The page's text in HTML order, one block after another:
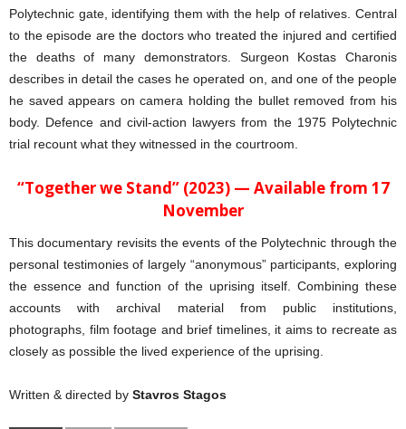
Polytechnic gate, identifying them with the help of relatives. Central
to the episode are the doctors who treated the injured and certified
the deaths of many demonstrators. Surgeon Kostas Charonis
describes in detail the cases he operated on, and one of the people
he saved appears on camera holding the bullet removed from his
body. Defence and civil-action lawyers from the 1975 Polytechnic
trial recount what they witnessed in the courtroom.
“Together we Stand” (2023) — Available from 17
November
This documentary revisits the events of the Polytechnic through the
personal testimonies of largely “anonymous” participants, exploring
the essence and function of the uprising itself. Combining these
accounts with archival material from public institutions,
photographs, film footage and brief timelines, it aims to recreate as
closely as possible the lived experience of the uprising.
Written & directed by Stavros Stagos